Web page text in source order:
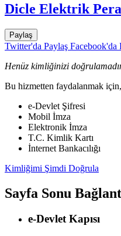
Dicle Elektrik
Paylaş
Twitter'da Paylaş Facebook'da
Henüz kimliğinizi
Bu hizmetten faydalanmak
e-Devlet Şifresi
Mobil İmza
Elektronik İmza
T.C. Kimlik Kartı
İnternet Bankacılığı
Kimliğimi Şimdi Doğrula
Sayfa Sonu
e-Devlet Kapısı